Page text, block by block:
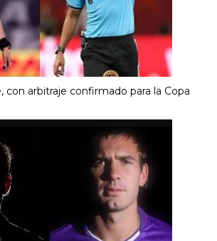
con arbitraje confirmado para la Copa